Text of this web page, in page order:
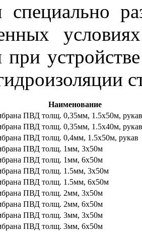
специально
Наименование
ПВД толщ. 0,35мм, 1.5х50м,
ПВД толщ. 0,35мм, 1.5х40м,
ПВД толщ. 0,4мм, 1.5х50м, рукав
ПВД толщ. 1мм, 3х50м
ПВД толщ. 1мм, 6х50м
ПВД толщ. 1.5мм, 3х50м
ПВД толщ. 1.5мм, 6х50м
ПВД толщ. 2мм, 3х50м
ПВД толщ. 2мм, 6х50м
ПВД толщ. 3мм, 3х50м
ПВД толщ. 3мм, 6х50м